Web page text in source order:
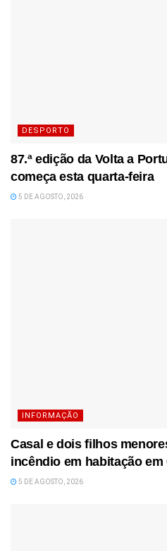
DESPORTO
87.ª edição da Volta a
começa esta quarta-feira
5 DE AGOSTO, 2026
INFORMAÇÃO
Casal e dois filhos
incêndio em habitação
5 DE AGOSTO, 2026